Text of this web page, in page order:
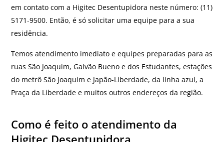
em contato com a Higitec Desentupidora neste número: (11)
5171-9500. Então, é só solicitar uma equipe para a sua
residência.
Temos atendimento imediato e equipes preparadas para as
ruas São Joaquim, Galvão Bueno e dos Estudantes, estações
do metrô São Joaquim e Japão-Liberdade, da linha azul, a
Praça da Liberdade e muitos outros endereços da região.
Como é feito o atendimento da
Higitec Desentupidora